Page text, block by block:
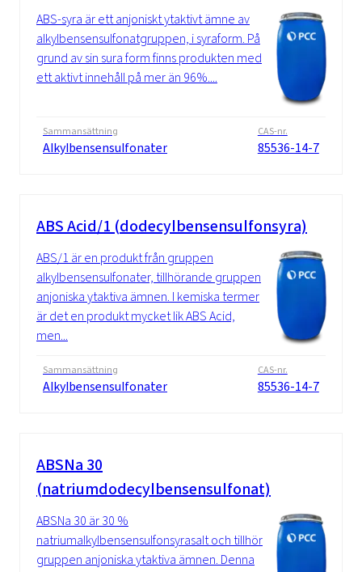
ABS-syra är ett anjoniskt ytaktivt ämne av
alkylbensensulfonatgruppen, i syraform. På
grund av sin sura form finns produkten med
ett aktivt innehåll på mer än 96%....
Sammansättning
Alkylbensensulfonater
CAS-nr.
85536-14-7
ABS Acid/1 (dodecylbensensulfonsyra)
ABS/1 är en produkt från gruppen
alkylbensensulfonater, tillhörande gruppen
anjoniska ytaktiva ämnen. I kemiska termer
är det en produkt mycket lik ABS Acid,
men...
Sammansättning
Alkylbensensulfonater
CAS-nr.
85536-14-7
ABSNa 30
(natriumdodecylbensensulfonat)
ABSNa 30 är 30 %
natriumalkylbensensulfonsyrasalt och tillhör
gruppen anjoniska ytaktiva ämnen. Denna